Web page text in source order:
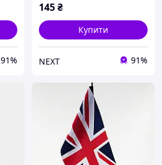
91%
145₴
Купити
NEXT 91%